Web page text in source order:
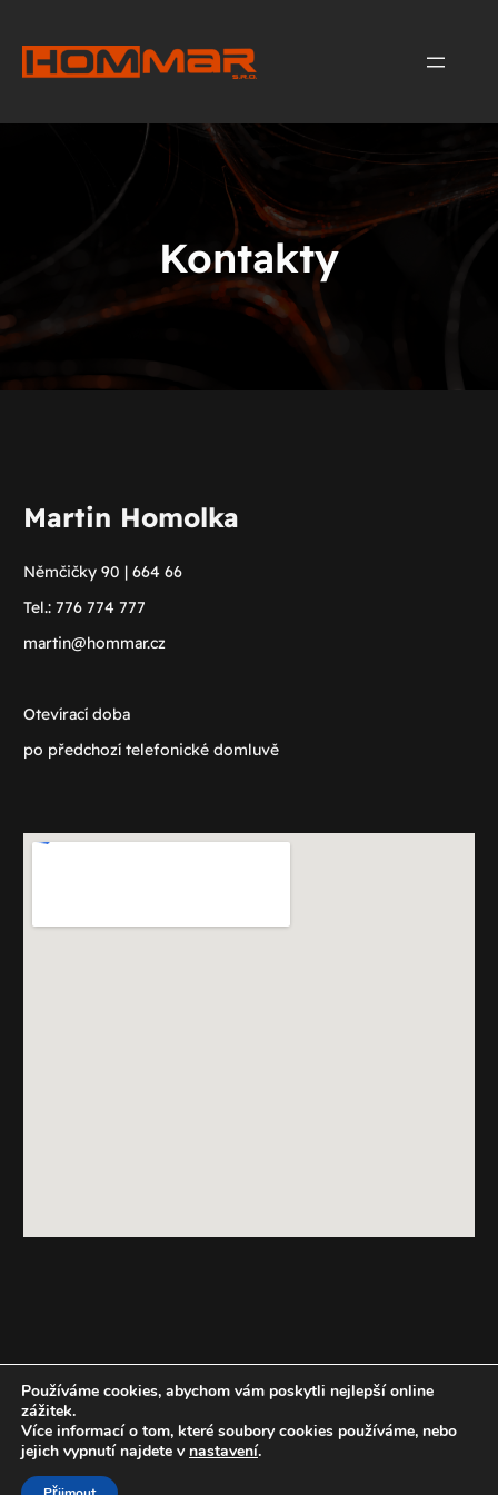
Kontakty
Martin Homolka
Němčičky 90 | 664 66
Tel.: 776 774 777
martin@hommar.cz
Otevírací doba
po předchozí telefonické domluvě
Používáme cookies, abychom vám poskytli nejlepší online
zážitek.
Více informací o tom, které soubory cookies používáme, nebo
jejich vypnutí najdete v nastavení.